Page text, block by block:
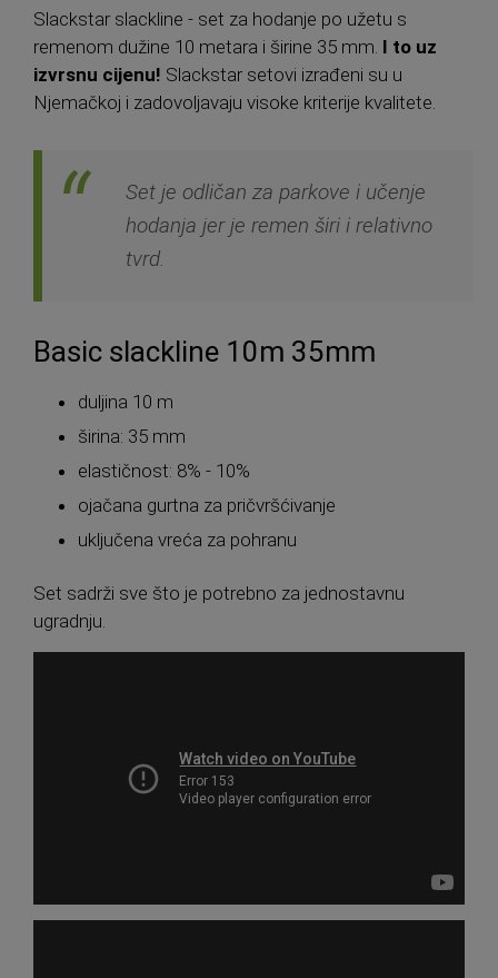
Slackstar slackline - set za hodanje po užetu s
remenom dužine 10 metara i širine 35 mm. I to uz
izvrsnu cijenu! Slackstar setovi izrađeni su u
Njemačkoj i zadovoljavaju visoke kriterije kvalitete.
Set je odličan za parkove i učenje
hodanja jer je remen širi i relativno
tvrd.
Basic slackline 10m 35mm
duljina 10 m
širina: 35 mm
elastičnost: 8% - 10%
ojačana gurtna za pričvršćivanje
uključena vreća za pohranu
Set sadrži sve što je potrebno za jednostavnu
ugradnju.